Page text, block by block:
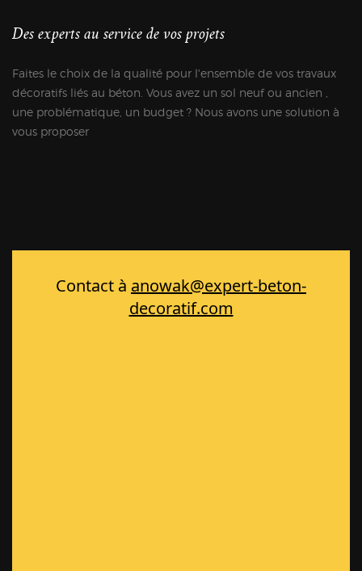
Des experts au service de vos projets
Faites le choix de la qualité pour l'ensemble de vos travaux
décoratifs liés au béton. Vous avez un sol neuf ou ancien ,
une problématique, un budget ? Nous avons une solution à
vous proposer